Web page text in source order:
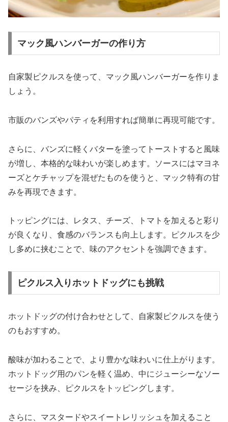
マック風ハンバーガーの作り方
自家製ピクルスを使って、マック風ハンバーガーを作りま
しょう。
市販のバンズやパティを利用すれば簡単に再現可能です。
さらに、バンズに軽くバターを塗ってトーストすると風味
が増し、本格的な味わいが楽しめます。ソースにはマヨネ
ーズとケチャップを混ぜたものを使うと、マック特有の甘
みを再現できます。
トッピングには、レタス、チーズ、トマトを加えると彩り
が良くなり、食感のバランスも向上します。ピクルスを少
し多めに挟むことで、味のアクセントを強調できます。
ピクルス入りホットドッグにも挑戦
ホットドッグの付け合わせとして、自家製ピクルスを使う
のもおすすめ。
酸味が加わることで、より豊かな味わいに仕上がります。
ホットドッグ用のパンを軽く温め、中にジューシーなソー
セージを挟み、ピクルスをトッピングします。
さらに、マスタードやスイートレリッシュを加えること